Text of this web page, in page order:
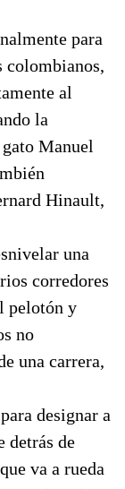
para
colombianos,
al
la
Manuel
Hinault,
una
corredores
pelotón y
no
una carrera,
designar a
detrás de
va a rueda